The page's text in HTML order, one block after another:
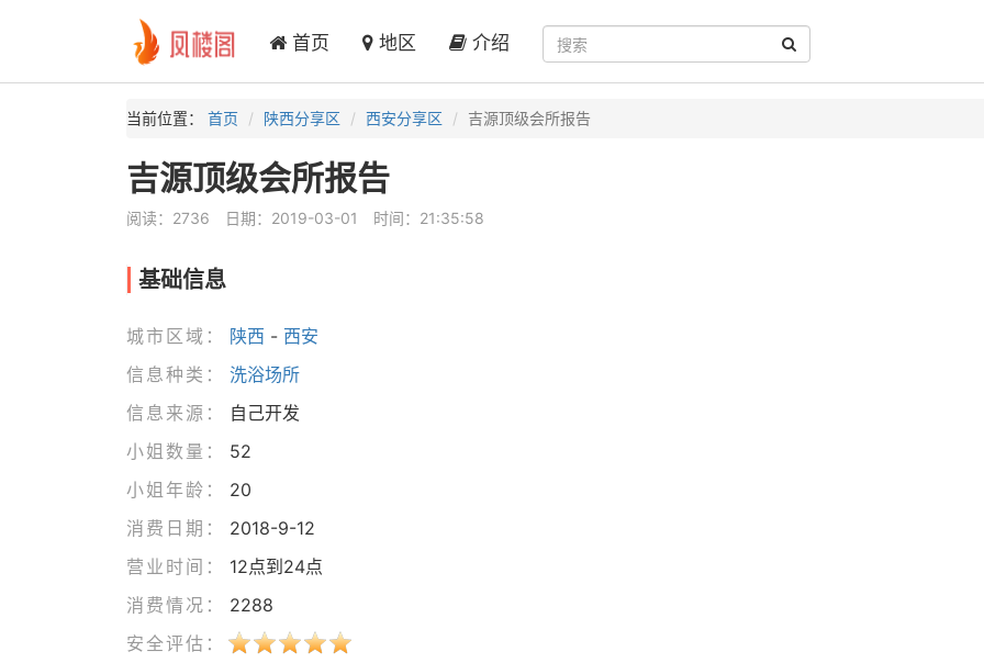
首页 地区 介绍
当前位置： 首页 陕西分享区 西安分享区 吉源顶级会所报告
吉源顶级会所报告
阅读：2736 日期：2019-03-01 时间：21:35:58
基础信息
城市区域： 陕西 - 西安
信息种类：
洗浴场所
信息来源：
自己开发
小姐数量：
52
小姐年龄：
20
消费日期：
2018-9-12
营业时间：
12点到24点
消费情况：
2288
安全评估：